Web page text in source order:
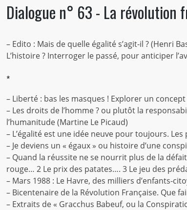
Dialogue n° 63 - La révolution
– Edito : Mais de quelle égalité s’agit-il ? (Henri
L’histoire ? Interroger le passé, pour anticiper
*
– Liberté : bas les masques ! Explorer un
– Les droits de l’homme ? ou plutôt la
l’humanitude (Martine Le Picaud)
– L’égalité est une idée neuve pour toujours. Les
– Je deviens un « égaux » ou histoire d’une
– Quand la réussite ne se nourrit plus de la
rouge… 2 Le prix des patates…. 3 Le jeu des
– Mars 1988 : Le Havre, des milliers d’enfants-
– Bicentenaire de la Révolution Française. Que
– Extraits de « Gracchus Babeuf, ou la